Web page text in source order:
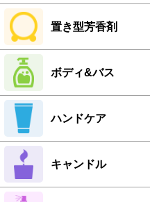
置き型芳香剤
ボディ&バス
ハンドケア
キャンドル